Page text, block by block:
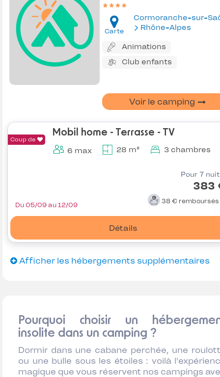
Carte
Cormoranche-sur-
Rhône-Alpes
Animations
Club enfants
Voir le camping
Coup de
Mobil home - Terrasse - TV
6 max 28 m² 3 chambres
Pour 7
383
38 € remboursés
Détails
Du 05/09 au 12/09
Afficher les hébergements supplémentaires
Pourquoi choisir un
insolite dans un camping ?
Dormir dans une cabane perchée, une
ou une bulle sous les étoiles : voilà
magique que vous réservent nos campings